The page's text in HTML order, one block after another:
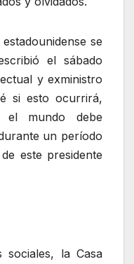
se
el sábado
y exministro
si esto ocurrirá,
el mundo debe
un período
este presidente
sociales, la Casa